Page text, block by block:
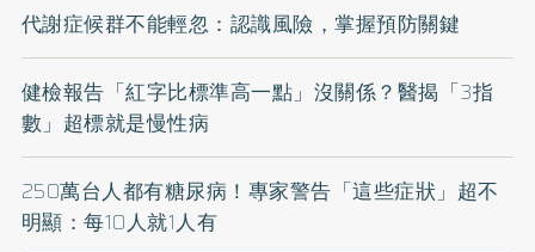
代謝症候群不能輕忽：認識風險，掌握預防關鍵
健檢報告「紅字比標準高一點」沒關係？醫揭「3指
數」超標就是慢性病
250萬台人都有糖尿病！專家警告「這些症狀」超不
明顯：每10人就1人有